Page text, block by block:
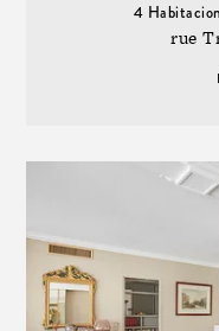
4
rue